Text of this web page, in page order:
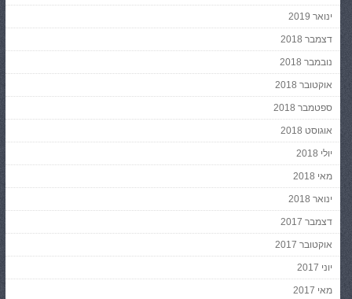
ינואר 2019
דצמבר 2018
נובמבר 2018
אוקטובר 2018
ספטמבר 2018
אוגוסט 2018
יולי 2018
מאי 2018
ינואר 2018
דצמבר 2017
אוקטובר 2017
יוני 2017
מאי 2017